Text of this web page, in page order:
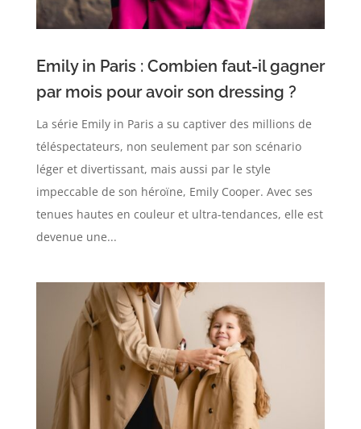
Emily in Paris : Combien faut-il gagner
par mois pour avoir son dressing ?
La série Emily in Paris a su captiver des millions de
téléspectateurs, non seulement par son scénario
léger et divertissant, mais aussi par le style
impeccable de son héroïne, Emily Cooper. Avec ses
tenues hautes en couleur et ultra-tendances, elle est
devenue une...